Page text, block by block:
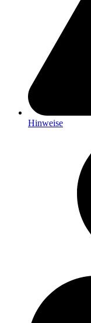
Hinweise